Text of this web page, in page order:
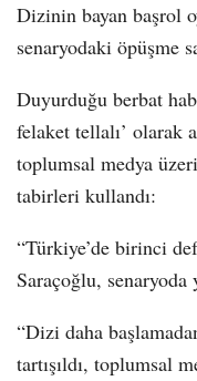
Dizinin bayan başrol
senaryodaki öpüşme
Duyurduğu berbat
felaket tellalı’ olarak
toplumsal medya
tabirleri kullandı:
“Türkiye’de birinci
Saraçoğlu, senaryoda
“Dizi daha
tartışıldı, toplumsal